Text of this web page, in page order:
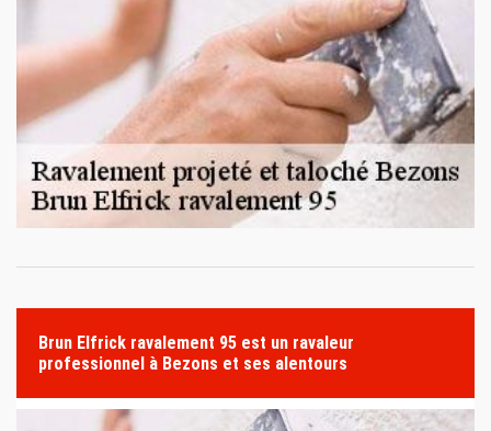
Brun Elfrick ravalement 95 est un ravaleur
professionnel à Bezons et ses alentours